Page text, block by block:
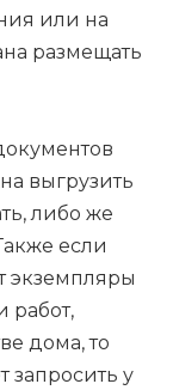
или на
размещать
выгрузить
либо же
если
экземпляры
работ,
дома, то
запросить у